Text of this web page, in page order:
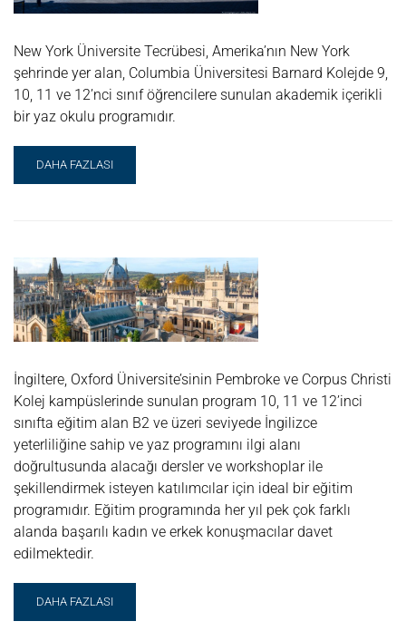
New York Üniversite Tecrübesi, Amerika’nın New York
şehrinde yer alan, Columbia Üniversitesi Barnard Kolejde 9,
10, 11 ve 12’nci sınıf öğrencilere sunulan akademik içerikli
bir yaz okulu programıdır.
READ
MORE
YORK
ÜNIVERSITE
TECRÜBESI
DAHA FAZLASI
İngiltere, Oxford Üniversite’sinin Pembroke ve Corpus Christi
Kolej kampüslerinde sunulan program 10, 11 ve 12’inci
sınıfta eğitim alan B2 ve üzeri seviyede İngilizce
yeterliliğine sahip ve yaz programını ilgi alanı
doğrultusunda alacağı dersler ve workshoplar ile
şekillendirmek isteyen katılımcılar için ideal bir eğitim
programıdır. Eğitim programında her yıl pek çok farklı
alanda başarılı kadın ve erkek konuşmacılar davet
edilmektedir.
READ
MORE
DAHA FAZLASI